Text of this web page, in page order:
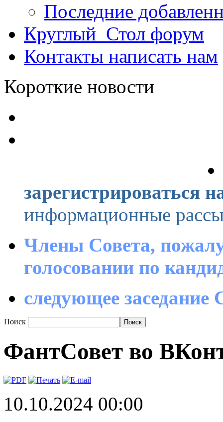
Последние
Круглый_Стол форум
Контакты написать нам
Короткие новости
зарегистрироваться
информационные
Члены Совета,
голосовании по
следующее заседание
Поиск
ФантСовет во
10.10.2024 00:00